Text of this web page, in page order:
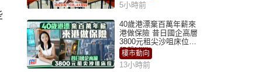
5小時前
40歲港漂棄百萬年薪來
港做保險 昔日國企高層
3800元租尖沙咀床位｜
租盤Million
樓市動向
13小時前